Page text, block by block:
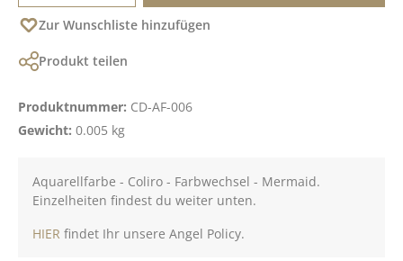
Zur Wunschliste hinzufügen
Produkt teilen
Produktnummer: CD-AF-006
Gewicht: 0.005 kg
Aquarellfarbe - Coliro - Farbwechsel - Mermaid.
Einzelheiten findest du weiter unten.
HIER findet Ihr unsere Angel Policy.